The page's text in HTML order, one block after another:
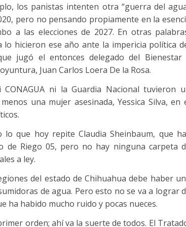
los panistas intenten otra “guerra del
pero no pensando propiamente en la
a las elecciones de 2027. En otras
hicieron ese año ante la impericia política
jugó el entonces delegado del Bienestar
Juan Carlos Loera De la Rosa.
ni la Guardia Nacional tuvieron
una mujer asesinada, Yessica Silva, en
lo que hoy repite Claudia Sheinbaum, que
de Riego 05, pero no hay ninguna carpeta
a ley.
del estado de Chihuahua debe haber
de agua. Pero esto no se va a lograr
ha habido mucho ruido y pocas nueces.
orden; ahí va la suerte de todos. El